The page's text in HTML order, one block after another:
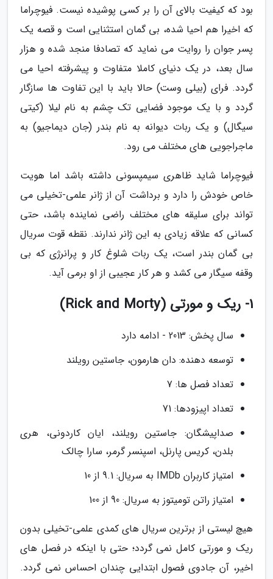
بود که کیفیت بالای آن را بر کسی پوشیده نیست. فیوچراما
که اخیرا هم احیا شده، بی گمان استثنایی است و قصه یک
پسر جوان را روایت می نماید که تصادفا منجد شده و هزار
سال بعد، در یک دنیای کاملا متفاوت و پیشرفته احیا می
گردد. فرای (بیلی وست) حالا باید با این تفاوت ها سازگار
گردد و با یک موجود فضایی تک چشم به نام لیلا (کیتی
سیگال) و یک ربات دیوانه به نام بندر (جان دیماجیو) به
ماجراجویی های مختلف می رود.
فیوچراما شاید ظاهری سیمپسونی داشته باشد اما هویت
خاص خودش را دارد و برداشت آن از ژانر علمی-تخیلی می
تواند برای سلیقه های مختلف راضی نماینده باشد، حتی
کسانی که علاقه زیادی به این ژانر ندارند. نقطه قوت سریال
بی گمان بندر است، یک ربات شلوغ کار و پرانرژی که بی
وقفه سیگار می کشد و هر کار عجیبی از او برمی آید.
1- ریک و مورتی (Rick and Morty)
سال پخش: 2013 - ادامه دارد
توسعه دهنده: دان هارمون، جاستین رویلند
تعداد فصل ها: 7
تعداد اپیزودها: 71
صداپیشگان: جاستین رویلند، ایان کاردونی، هری
بلدن، کریس پارنل، اسپنسر گرمر، سارا چالک
امتیاز کاربران IMDb به سریال: 9.1 از 10
امتیاز راتن تومیتوز به سریال: 90 از 100
هیچ لیستی از برترین سریال های کمدی علمی-تخیلی بدون
ریک و مورتی کامل نمی گردد؛ حتی با اینکه در فصل های
اخیر، آن جادوی فصول ابتدایی چندان احساس نمی گردد.